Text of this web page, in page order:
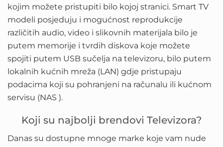
kojim možete pristupiti bilo kojoj stranici. Smart TV
modeli posjeduju i mogućnost reprodukcije
različitih audio, video i slikovnih materijala bilo je
putem memorije i tvrdih diskova koje možete
spojiti putem USB sučelja na televizoru, bilo putem
lokalnih kućnih mreža (LAN) gdje pristupaju
podacima koji su pohranjeni na računalu ili kućnom
servisu (NAS ).
Koji su najbolji brendovi Televizora?
Danas su dostupne mnoge marke koje vam nude